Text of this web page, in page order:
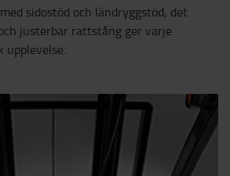
sidostöd och ländryggstöd, det
justerbar rattstång ger varje
upplevelse.